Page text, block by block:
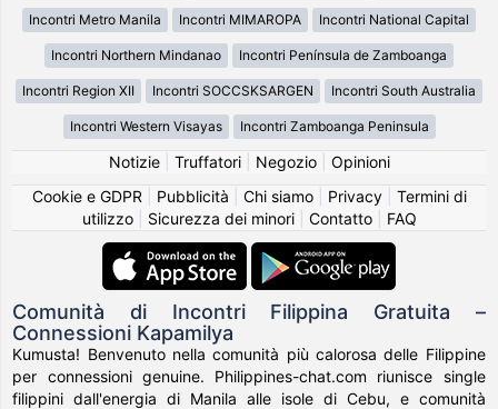
Incontri Metro Manila Incontri MIMAROPA Incontri National Capital
Incontri Northern Mindanao Incontri Península de Zamboanga
Incontri Region XII Incontri SOCCSKSARGEN Incontri South Australia
Incontri Western Visayas Incontri Zamboanga Peninsula
Notizie| Truffatori| Negozio| Opinioni
Cookie e GDPR
Pubblicità Chi siamo| Privacy| Termini di
utilizzo| Sicurezza dei minori| Contatto| FAQ
Comunità di Incontri Filippina Gratuita –
Connessioni Kapamilya
Kumusta! Benvenuto nella comunità più calorosa delle Filippine
per connessioni genuine. Philippines-chat.com riunisce single
filippini dall'energia di Manila alle isole di Cebu, e comunità